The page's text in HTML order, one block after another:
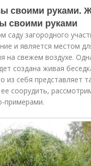
своими руками.
своими руками
саду загородного
и является местом
на свежем воздухе.
создана живая
из себя представляет
ее соорудить,
примерами.